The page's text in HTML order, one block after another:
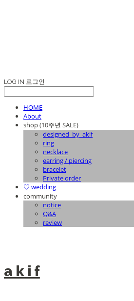
LOG IN 로그인
HOME
About
shop (10주년 SALE)
designed_by_akif
ring
necklace
earring / piercing
bracelet
Private order
♡ wedding
community
notice
Q&A
review
a k i f